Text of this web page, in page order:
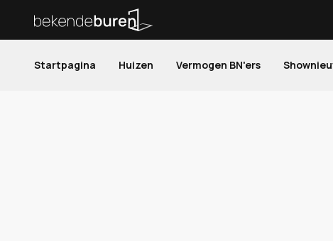
Startpagina Huizen Vermogen BN'ers